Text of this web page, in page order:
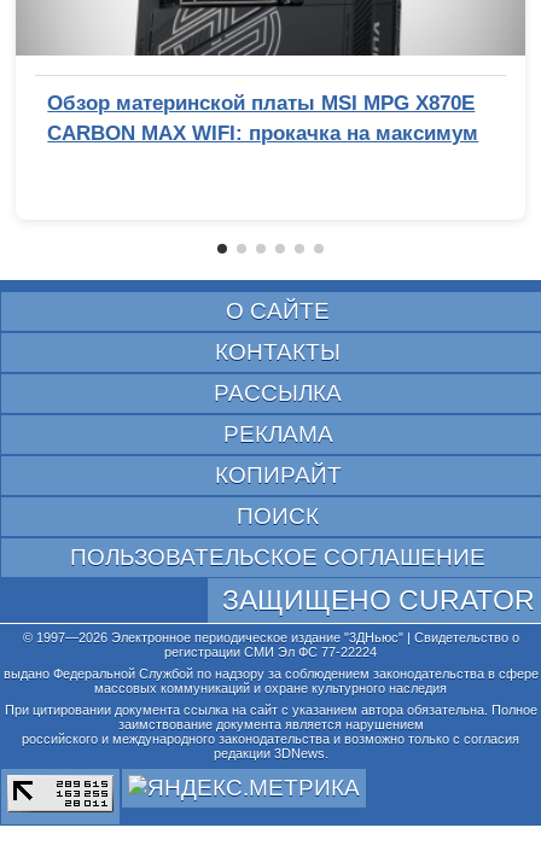
Обзор материнской платы MSI MPG X870E
CARBON MAX WIFI: прокачка на максимум
О САЙТЕ
КОНТАКТЫ
РАССЫЛКА
РЕКЛАМА
КОПИРАЙТ
ПОИСК
ПОЛЬЗОВАТЕЛЬСКОЕ СОГЛАШЕНИЕ
ЗАЩИЩЕНО CURATOR
© 1997—2026 Электронное периодическое издание "3ДНьюс" | Свидетельство о
регистрации СМИ Эл ФС 77-22224
выдано Федеральной Службой по надзору за соблюдением законодательства в сфере
массовых коммуникаций и охране культурного наследия
При цитировании документа ссылка на сайт с указанием автора обязательна. Полное
заимствование документа является нарушением
российского и международного законодательства и возможно только с согласия
редакции 3DNews.